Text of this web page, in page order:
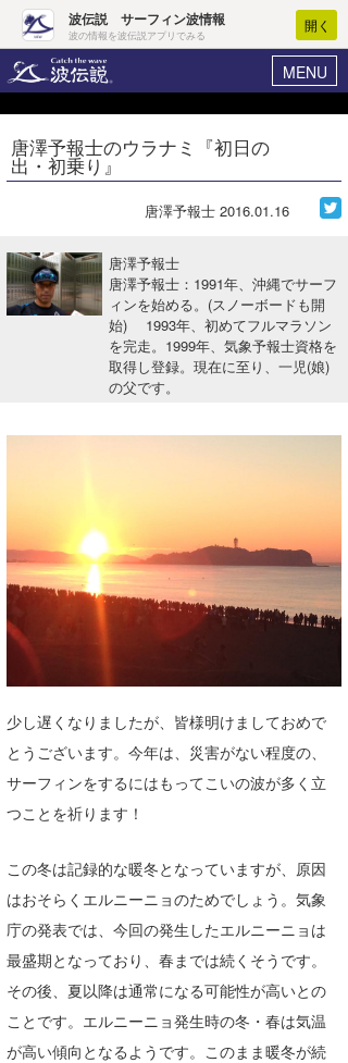
波伝説 サーフィン波情報
波の情報を波伝説アプリでみる
開く
MENU
ヘルプ マイホーム
ログイン
波情報･概況
WAVE HUNTER 波予想ツール
唐澤予報士のウラナミ『初日の
出・初乗り』
唐澤予報士 2016.01.16
唐澤予報士
唐澤予報士：1991年、沖縄でサーフ
ィンを始める。(スノーボードも開
始) 1993年、初めてフルマラソン
を完走。1999年、気象予報士資格を
取得し登録。現在に至り、一児(娘)
の父です。
少し遅くなりましたが、皆様明けましておめで
とうございます。今年は、災害がない程度の、
サーフィンをするにはもってこいの波が多く立
つことを祈ります！
この冬は記録的な暖冬となっていますが、原因
はおそらくエルニーニョのためでしょう。気象
庁の発表では、今回の発生したエルニーニョは
最盛期となっており、春までは続くそうです。
その後、夏以降は通常になる可能性が高いとの
ことです。エルニーニョ発生時の冬・春は気温
が高い傾向となるようです。このまま暖冬が続
Core Surf Japan
アート＆エンタメ
千葉北
伊豆
大阪
四国
その他
ルール＆How to
サーファーズ
ライター/寄稿メディア
Core Surf Japan
Naoya Kimoto
メディア